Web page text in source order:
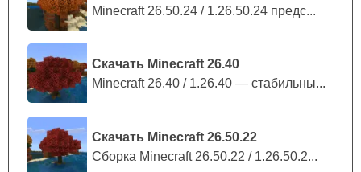
Minecraft 26.50.24 / 1.26.50.24 предс...
Скачать Minecraft 26.40
Minecraft 26.40 / 1.26.40 — стабильны...
Скачать Minecraft 26.50.22
Сборка Minecraft 26.50.22 / 1.26.50.2...